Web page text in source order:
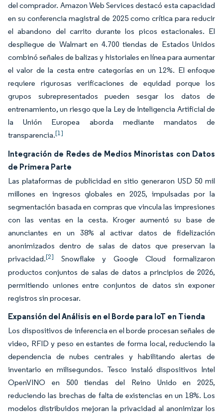
del comprador. Amazon Web Services destacó esta capacidad
en su conferencia magistral de 2025 como crítica para reducir
el abandono del carrito durante los picos estacionales. El
despliegue de Walmart en 4.700 tiendas de Estados Unidos
combinó señales de balizas y historiales en línea para aumentar
el valor de la cesta entre categorías en un 12%. El enfoque
requiere rigurosas verificaciones de equidad porque los
grupos subrepresentados pueden sesgar los datos de
entrenamiento, un riesgo que la Ley de Inteligencia Artificial de
la Unión Europea aborda mediante mandatos de
transparencia.[1]
Integración de Redes de Medios Minoristas con Datos
de Primera Parte
Las plataformas de publicidad en sitio generaron USD 50 mil
millones en ingresos globales en 2025, impulsadas por la
segmentación basada en compras que vincula las impresiones
con las ventas en la cesta. Kroger aumentó su base de
anunciantes en un 38% al activar datos de fidelización
anonimizados dentro de salas de datos que preservan la
privacidad.[2]
Snowflake y Google Cloud formalizaron
productos conjuntos de salas de datos a principios de 2026,
permitiendo uniones entre conjuntos de datos sin exponer
registros sin procesar.
Expansión del Análisis en el Borde para IoT en Tienda
Los dispositivos de inferencia en el borde procesan señales de
video, RFID y peso en estantes de forma local, reduciendo la
dependencia de nubes centrales y habilitando alertas de
inventario en milisegundos. Tesco instaló dispositivos Intel
OpenVINO en 500 tiendas del Reino Unido en 2025,
reduciendo las brechas de falta de existencias en un 18%. Los
modelos distribuidos mejoran la privacidad al anonimizar los